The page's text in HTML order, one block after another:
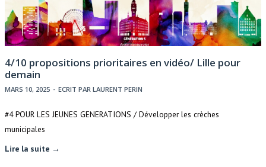
4/10 propositions prioritaires en vidéo/ Lille pour
demain
MARS 10, 2025 - ECRIT PAR LAURENT PERIN
#4 POUR LES JEUNES GENERATIONS / Développer les crèches
municipales
Lire la suite →